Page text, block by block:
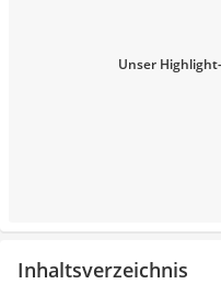
Unser
Inhaltsverzeichnis